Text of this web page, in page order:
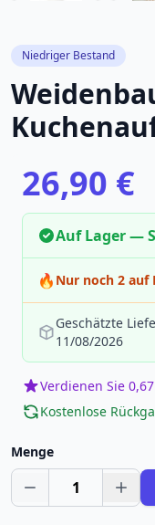
Niedriger Bestand
26,90 €
Auf Lager —
🔥 Nur noch 2 auf
Geschätzte
11/08/2026
Verdienen Sie
Kostenlose
Menge
1